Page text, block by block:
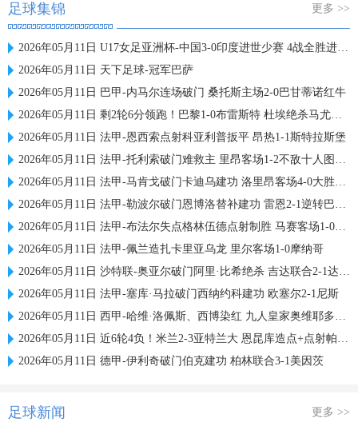
足球集锦 更多 >>
2026年05月11日 U17女足亚洲杯-中国3-0印度进世少赛 4战全胜进18球 半决赛战朝鲜
2026年05月11日 天下足球-冠军巴萨
2026年05月11日 巴甲-内马尔连场破门 桑托斯主场2-0巴甘蒂诺红牛
2026年05月11日 剩2轮6分领跑！巴黎1-0布雷斯特 杜埃绝杀马尤卢中框卢卡斯送助攻
2026年05月11日 法甲-恩西索点射科亚利普扳平 昂热1-1斯特拉斯堡
2026年05月11日 法甲-托利索破门难救主 里昂客场1-2不敌十人图卢兹
2026年05月11日 法甲-马肯戈破门卡迪乌建功 洛里昂客场4-0大胜梅斯
2026年05月11日 法甲-勒波尔破门恩博洛替补建功 雷恩2-1逆转巴黎FC
2026年05月11日 法甲-布法尔失点格林伍德点射制胜 马赛客场1-0勒阿弗尔
2026年05月11日 法甲-佩兰造扎卡里亚乌龙 里尔客场1-0摩纳哥
2026年05月11日 沙特联-奥亚尔破门阿里·比希绝杀 吉达联合2-1达马克
2026年05月11日 法甲-塞库·马拉破门西纳约科建功 欧塞尔2-1尼斯
2026年05月11日 西甲-哈维·洛佩斯、西博染红 九人皇家奥维耶多0-0赫塔费
2026年05月11日 近6轮4负！米兰2-3亚特兰大 恩昆库造点+点射帕夫洛维奇破门
2026年05月11日 德甲-伊利奇破门伯克建功 柏林联合3-1美因茨
足球新闻 更多 >>